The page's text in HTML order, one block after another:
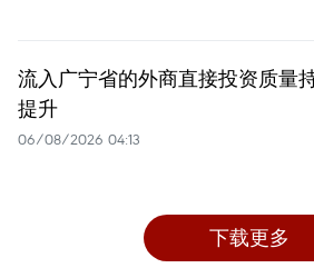
流入广宁省的外商直接投资质量
提升
06/08/2026 04:13
下载更多